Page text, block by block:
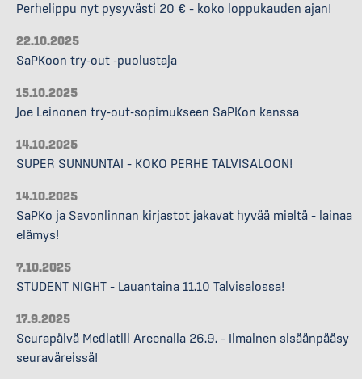
Perhelippu nyt pysyvästi 20 € – koko loppukauden ajan!
22.10.2025
SaPKoon try-out -puolustaja
15.10.2025
Joe Leinonen try-out-sopimukseen SaPKon kanssa
14.10.2025
SUPER SUNNUNTAI – KOKO PERHE TALVISALOON!
14.10.2025
SaPKo ja Savonlinnan kirjastot jakavat hyvää mieltä – lainaa
elämys!
7.10.2025
STUDENT NIGHT – Lauantaina 11.10 Talvisalossa!
17.9.2025
Seurapäivä Mediatili Areenalla 26.9. – Ilmainen sisäänpääsy
seuraväreissä!